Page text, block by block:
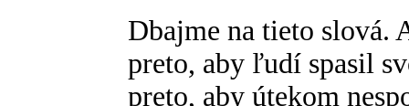
Dbajme na tieto slová.
preto, aby ľudí spasil
preto, aby útekom